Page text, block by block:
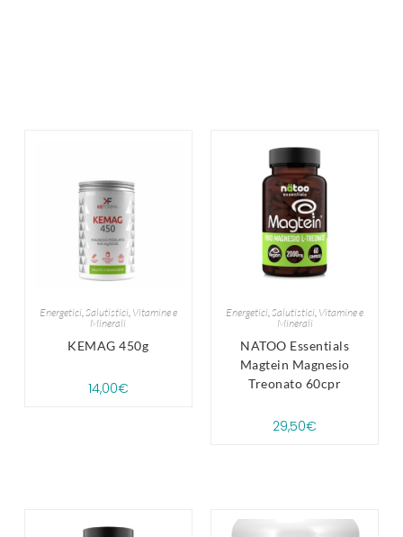
Energetici, Salutistici, Vitamine e
Minerali
KEMAG 450g
14,00€
Energetici ,Salutistici Vitamine e
Minerali
NATOO Essentials
Magtein Magnesio
Treonato 60cpr
29,50€